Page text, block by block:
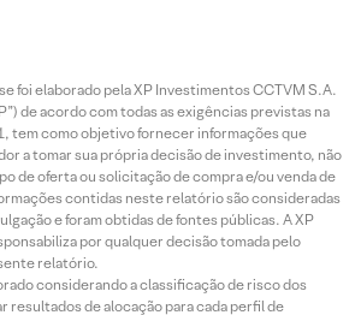
foi elaborado pela XP Investimentos CCTVM S.A.
de acordo com todas as exigências previstas na
tem como objetivo fornecer informações que
a tomar sua própria decisão de investimento, não
de oferta ou solicitação de compra e/ou venda de
contidas neste relatório são consideradas
e foram obtidas de fontes públicas. A XP
por qualquer decisão tomada pelo
relatório.
considerando a classificação de risco dos
resultados de alocação para cada perfil de